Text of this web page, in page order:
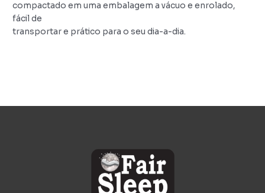
compactado em uma embalagem a vácuo e enrolado,
fácil de
transportar e prático para o seu dia-a-dia.